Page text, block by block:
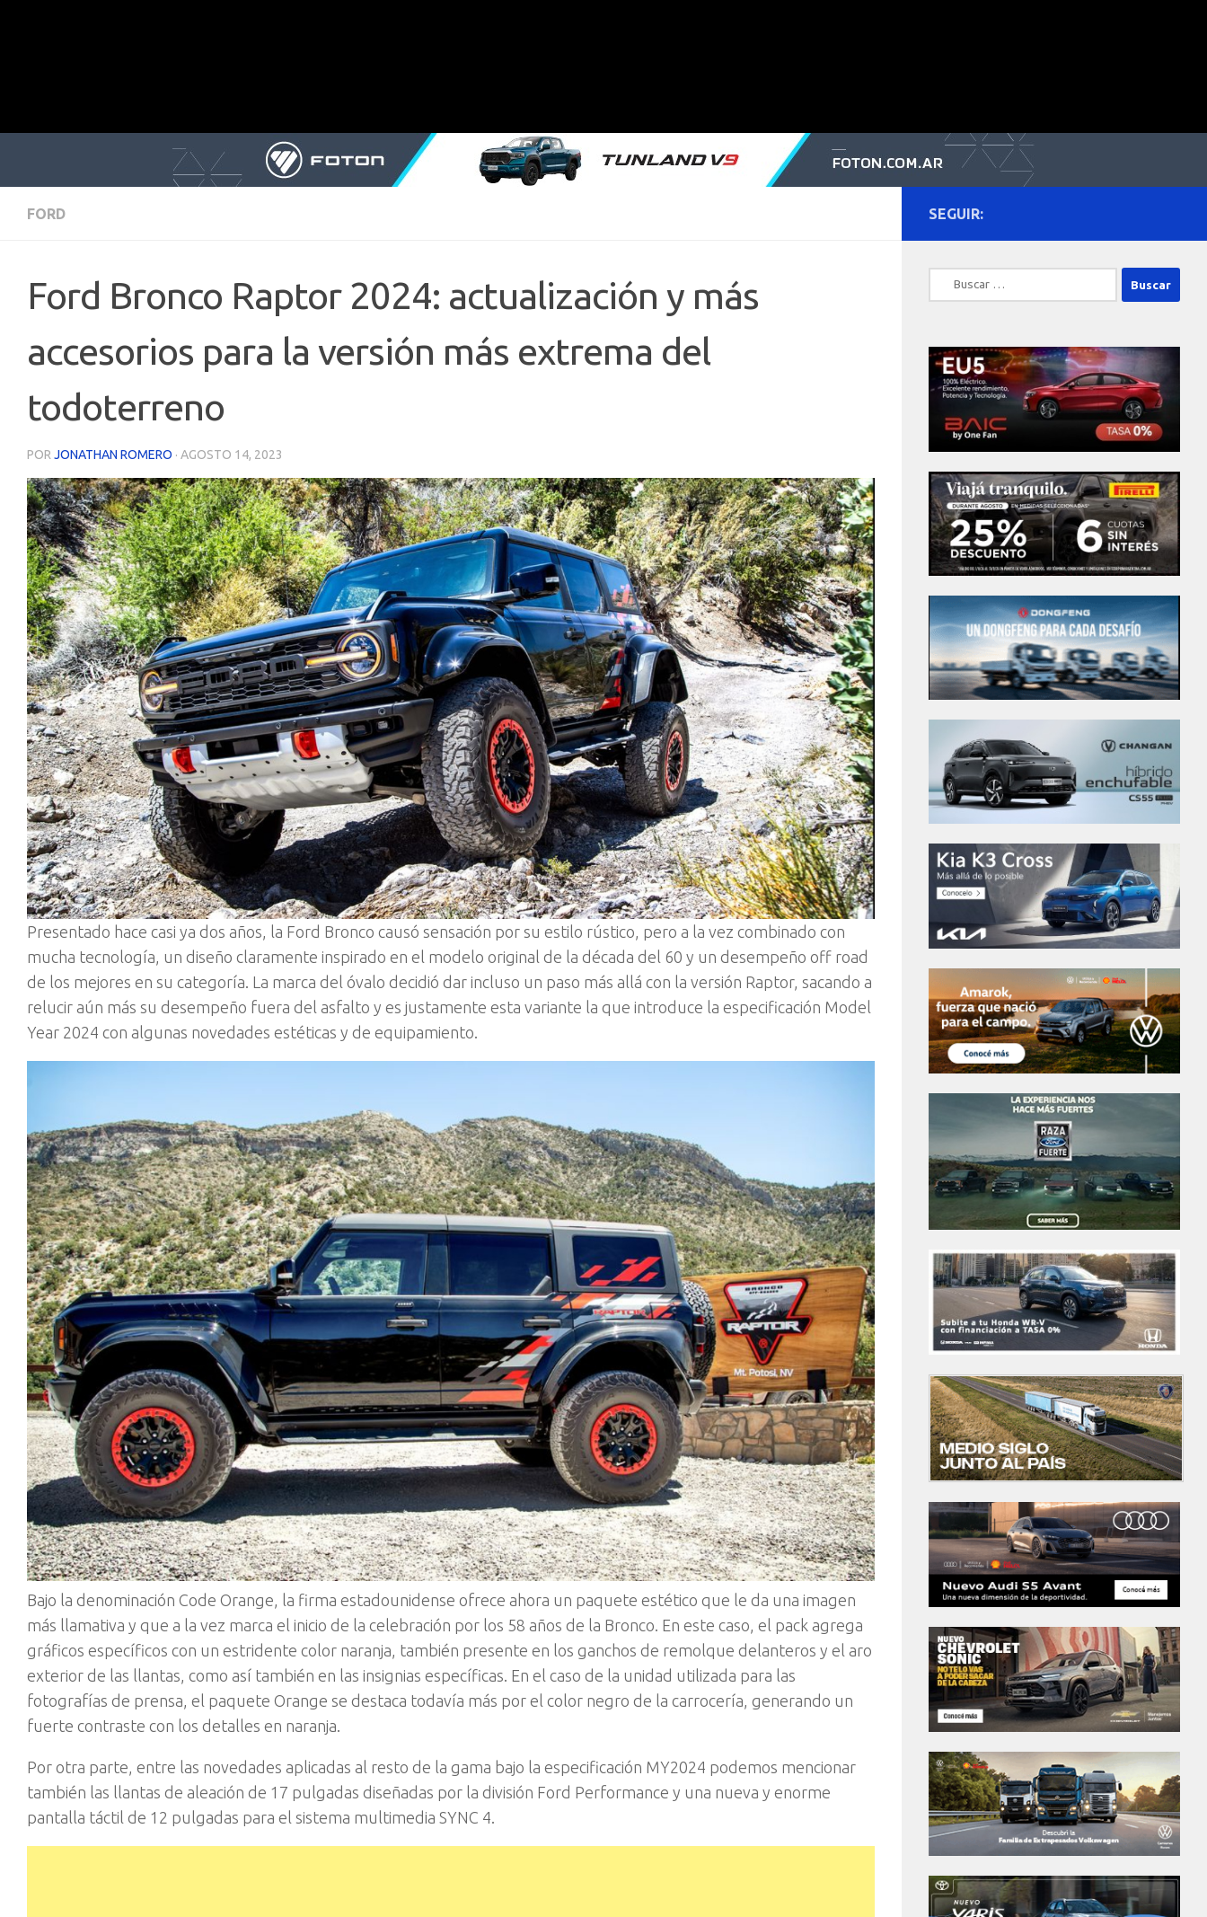
FORD
Ford Bronco Raptor 2024: actualización y más
accesorios para la versión más extrema del
todoterreno
POR JONATHAN ROMERO · AGOSTO 14, 2023
Presentado hace casi ya dos años, la Ford Bronco causó sensación por su estilo rústico, pero a la vez combinado con
mucha tecnología, un diseño claramente inspirado en el modelo original de la década del 60 y un desempeño off road
de los mejores en su categoría. La marca del óvalo decidió dar incluso un paso más allá con la versión Raptor, sacando a
relucir aún más su desempeño fuera del asfalto y es justamente esta variante la que introduce la especificación Model
Year 2024 con algunas novedades estéticas y de equipamiento.
Bajo la denominación Code Orange, la firma estadounidense ofrece ahora un paquete estético que le da una imagen
más llamativa y que a la vez marca el inicio de la celebración por los 58 años de la Bronco. En este caso, el pack agrega
gráficos específicos con un estridente color naranja, también presente en los ganchos de remolque delanteros y el aro
exterior de las llantas, como así también en las insignias específicas. En el caso de la unidad utilizada para las
fotografías de prensa, el paquete Orange se destaca todavía más por el color negro de la carrocería, generando un
fuerte contraste con los detalles en naranja.
Por otra parte, entre las novedades aplicadas al resto de la gama bajo la especificación MY2024 podemos mencionar
también las llantas de aleación de 17 pulgadas diseñadas por la división Ford Performance y una nueva y enorme
pantalla táctil de 12 pulgadas para el sistema multimedia SYNC 4.
SEGUIR:
Buscar: